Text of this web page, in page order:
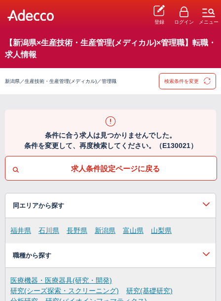
登録 ログイン メニュー
【新潟県×生産技術・生産管理(メディカル)×管理職】転職・
求人情報
新潟県／生産技術・生産管理(メディカル)／管理職 検索条件を変更
条件に合う求人は見つかりませんでした。
条件を変更して、再度検索してください。（E130021）
求人条件設定ページに戻る
同エリアから探す
福井県 石川県 長野県 新潟県 富山県 山梨県
職種から探す
医療機器・医療器具(研究・開発)
研究(シーズ探索・スクリーニング)
研究(基礎研究)